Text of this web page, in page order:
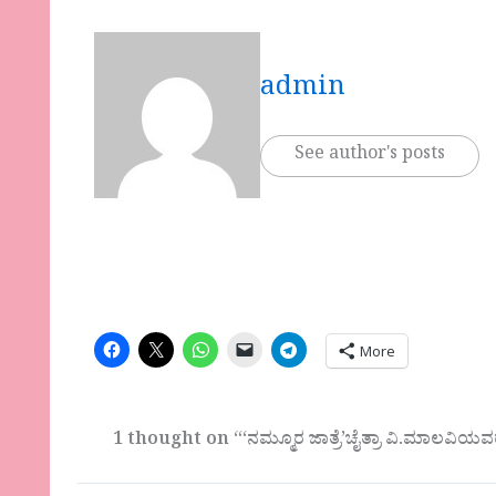
admin
See author's posts
More
1 thought on “‘ನಮ್ಮೂರ ಜಾತ್ರೆ’ಚೈತ್ರಾ